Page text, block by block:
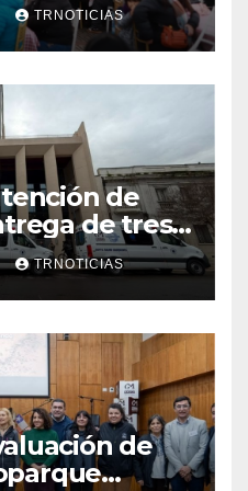
y el
TRNOTICIAS
de
de tres
para
Familia
TRNOTICIAS
de